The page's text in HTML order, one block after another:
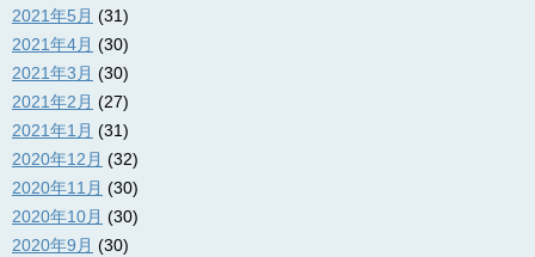
2021年5月 (31)
2021年4月 (30)
2021年3月 (30)
2021年2月 (27)
2021年1月 (31)
2020年12月 (32)
2020年11月 (30)
2020年10月 (30)
2020年9月 (30)